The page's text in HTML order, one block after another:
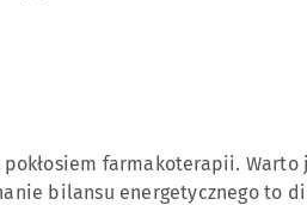
pokłosiem farmakoterapii.
bilansu energetycznego to